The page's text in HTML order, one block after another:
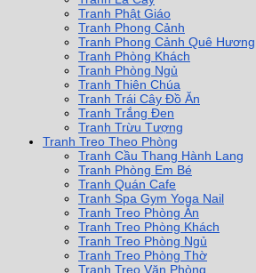
Tranh Phật Giáo
Tranh Phong Cảnh
Tranh Phong Cảnh Quê Hương
Tranh Phòng Khách
Tranh Phòng Ngủ
Tranh Thiên Chúa
Tranh Trái Cây Đồ Ăn
Tranh Trắng Đen
Tranh Trừu Tượng
Tranh Treo Theo Phòng
Tranh Cầu Thang Hành Lang
Tranh Phòng Em Bé
Tranh Quán Cafe
Tranh Spa Gym Yoga Nail
Tranh Treo Phòng Ăn
Tranh Treo Phòng Khách
Tranh Treo Phòng Ngủ
Tranh Treo Phòng Thờ
Tranh Treo Văn Phòng